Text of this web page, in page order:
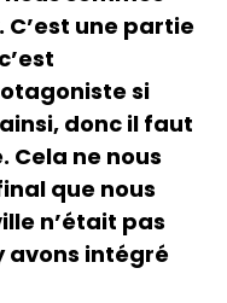
une partie
si
donc il faut
Cela ne nous
que nous
n’était pas
avons intégré